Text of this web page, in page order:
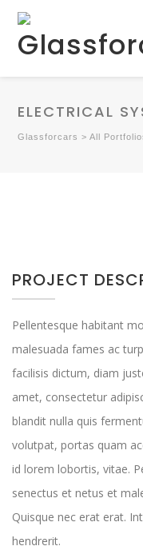
ELECTRICAL
Glassforcars >All
PROJECT
Pellentesque habitant
malesuada fames ac
facilisis dictum, diam
amet, consectetur
blandit nulla quis
volutpat, portas quam
id lorem lobortis, vitae.
senectus et netus et
Quisque nec erat erat.
hendrerit.